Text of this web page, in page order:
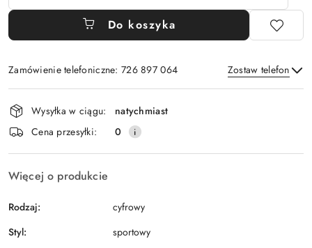
Do koszyka
Zamówienie telefoniczne: 726 897 064 Zostaw telefon
Wyślij
Dostępność
i
dostawa
Wysyłka w ciągu:
natychmiast
Cena przesyłki:
0
Więcej o produkcie
Rodzaj:
cyfrowy
Styl:
sportowy